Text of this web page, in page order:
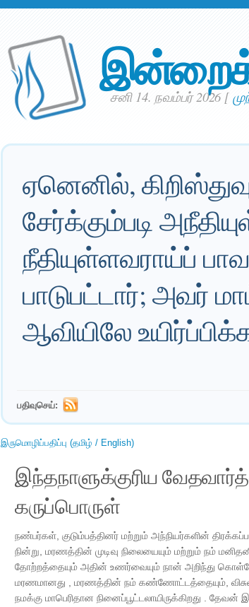
சனி 14. நவம்பர் 2026 [
ஏனெனில்,
சேர்க்கும்படி
நீதியுள்ளவராய்ப்
பாடுபட்டார்; அவர்
ஆவியிலே
பதிவுசெய்:
இருமொழிப்பதிப்பு (தமிழ் / English)
இந்தநாளுக்குரிய
கருப்பொருள்
நண்பர்கள், குடும்பத்தினர் மற்றும் அந்நியர்களின்
நின்று, மரணத்தின் முடிவு நிலையையும் மற்றும் நம்
தோற்றத்தையும் அதின் உணர்வையும் நான் அறிந்து
மரணமானது , மரணத்தின் நம் கண்ணோட்டத்தையும்,
நமக்கு மாபெரிதான நினைப்பூட்டலாயிருக்கிறது . தேவன்